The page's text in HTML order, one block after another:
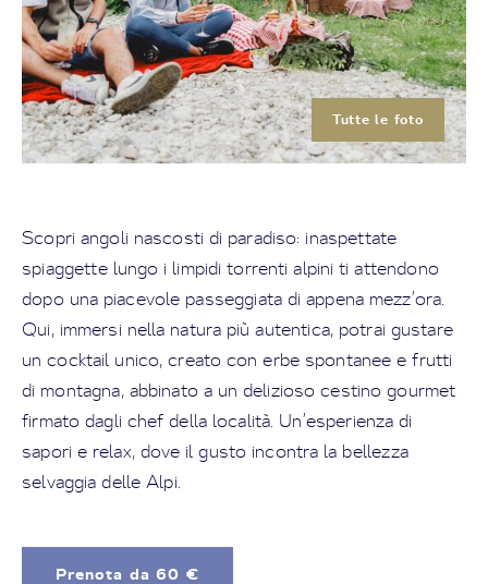
Tutte le foto
Scopri angoli nascosti di paradiso: inaspettate
spiaggette lungo i limpidi torrenti alpini ti attendono
dopo una piacevole passeggiata di appena mezz’ora.
Qui, immersi nella natura più autentica, potrai gustare
un cocktail unico, creato con erbe spontanee e frutti
di montagna, abbinato a un delizioso cestino gourmet
firmato dagli chef della località. Un’esperienza di
sapori e relax, dove il gusto incontra la bellezza
selvaggia delle Alpi.
Prenota da 60 €